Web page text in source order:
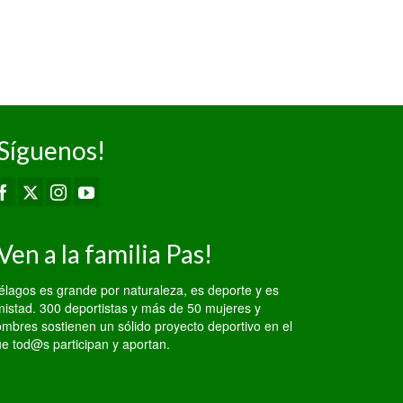
a la familia Pas!
es grande por naturaleza, es deporte y es
300 deportistas y más de 50 mujeres y
sostienen un sólido proyecto deportivo en el
tod@s participan y aportan.